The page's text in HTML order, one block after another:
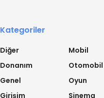
Kategoriler
Diğer
Donanım
Genel
Girişim
Mobil
Otomobil
Oyun
Sinema